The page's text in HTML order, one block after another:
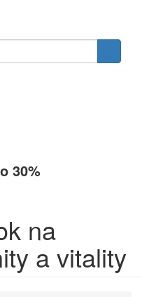
30%
na
a vitality